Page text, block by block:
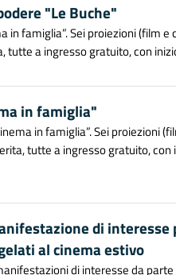
"Le Buche"
in famiglia”. Sei proiezioni (film
tutte a ingresso gratuito, con
in famiglia"
in famiglia”. Sei proiezioni
tutte a ingresso gratuito, con
di
al cinema estivo
di interesse da